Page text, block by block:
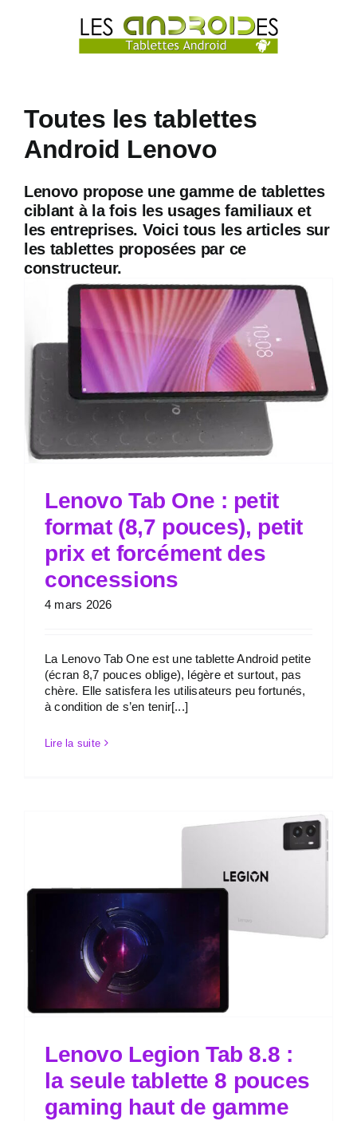
Toutes les tablettes
Android Lenovo
Lenovo propose une gamme de tablettes
ciblant à la fois les usages familiaux et
les entreprises. Voici tous les articles sur
les tablettes proposées par ce
constructeur.
Lenovo Tab One : petit
format (8,7 pouces), petit
prix et forcément des
concessions
4 mars 2026
La Lenovo Tab One est une tablette Android petite
(écran 8,7 pouces oblige), légère et surtout, pas
chère. Elle satisfera les utilisateurs peu fortunés,
à condition de s’en tenir[...]
Lire la suite
Lenovo Legion Tab 8.8 :
la seule tablette 8 pouces
gaming haut de gamme